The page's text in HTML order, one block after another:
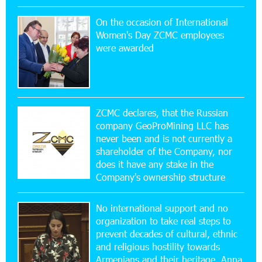
15:47:47 17-07-2026
Up to 25% idcoin when purchasing Flyone flight
tickets: Idram&IDBank
Bank for Consumers by Euromoney
11:36:50 17-07-2026
Ucom and Microsoft Innovation Center Help
School Students Build Cybersecurity Skills
12:45:18 16-07-2026
Ucom Supports Installation of 10 kW Solar Plant
in Shenavan, Lori
20:34:31 14-07-2026
On the occasion of International
Women's Day ZCMC employees
were awarded
ZCMC declares, that the Russian
company GeoProMining LLC has
never been and is not currently a
shareholder of the Company, nor
does it have any stake in the
Company's ownership structure
No international support and no
organization to take real steps to
prevent decades of cultural, ethnic
and religious hostility towards
Armenians and their heritage. Anna